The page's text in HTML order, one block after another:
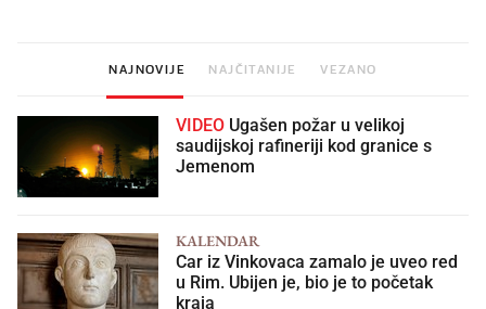
NAJNOVIJE NAJČITANIJE VEZANO
VIDEO
saudijskoj rafineriji kod granice s
Jemenom
KALENDAR
Car iz Vinkovaca zamalo je uveo red
u Rim. Ubijen je, bio je to početak
kraja